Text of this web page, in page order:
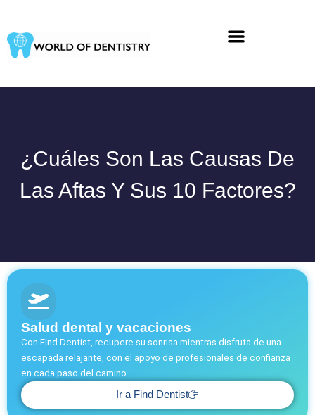
contenido
¿Cuáles Son Las Causas De
Las Aftas Y Sus 10 Factores?
Salud dental y vacaciones
Con Find Dentist, recupere su sonrisa mientras disfruta de una
escapada relajante, con el apoyo de profesionales de confianza
en cada paso del camino.
Ir a Find Dentist